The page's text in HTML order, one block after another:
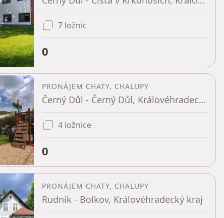
7 ložnic
0
PRONÁJEM CHATY, CHALUPY
Černý Důl - Černý Důl, Královéhradecký kraj
4 ložnice
0
PRONÁJEM CHATY, CHALUPY
Rudník - Bolkov, Královéhradecký kraj